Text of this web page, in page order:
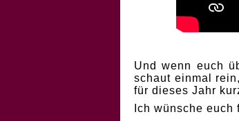
Und wenn euch
schaut einmal
für dieses Jahr
Ich wünsche